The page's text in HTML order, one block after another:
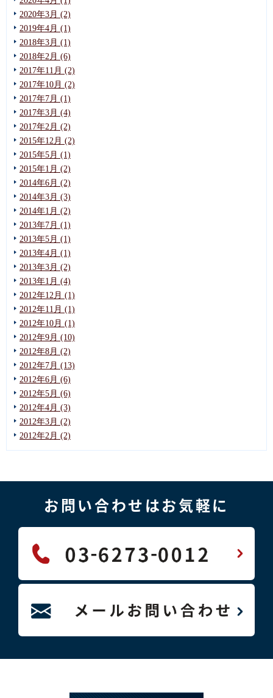
2020年3月 (2)
2019年4月 (1)
2018年3月 (1)
2018年2月 (6)
2017年11月 (2)
2017年10月 (2)
2017年7月 (1)
2017年3月 (4)
2017年2月 (2)
2015年12月 (2)
2015年5月 (1)
2015年1月 (2)
2014年6月 (2)
2014年3月 (3)
2014年1月 (2)
2013年7月 (1)
2013年5月 (1)
2013年4月 (1)
2013年3月 (2)
2013年1月 (4)
2012年12月 (1)
2012年11月 (1)
2012年10月 (1)
2012年9月 (10)
2012年8月 (2)
2012年7月 (13)
2012年6月 (6)
2012年5月 (6)
2012年4月 (3)
2012年3月 (2)
2012年2月 (2)
お問い合わせはお気軽に